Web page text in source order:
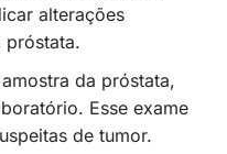
alterações
próstata.
da próstata,
Esse exame
de tumor.